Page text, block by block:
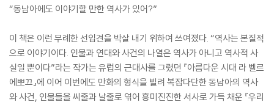
“동남아에도 이야기할 만한 역사가 있어?”
이 책은 이런 무례한 선입견을 박살 내기 위하여 쓰여졌다. “역사는 본질적
으로 이야기이다. 인물과 연대와 사건의 나열은 역사가 아니고 역사적 사
실일 뿐이다”라는 작가는 유럽의 근대사를 그렸던 『아름다운 시대 라 벨르
에뽀끄』에 이어 이번에도 만화의 형식을 빌려 복잡다단한 동남아의 역사
와 사건, 인물들을 씨줄과 날줄로 엮어 흥미진진한 서사로 가득 채운 『우리